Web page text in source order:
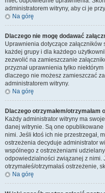
administratorem witryny, aby ci je
Na górę
Dlaczego nie mogę dodawać
Uprawnienia dotyczące
każdej grupy i dla każdego
zezwolić na zamieszczanie
przyznał uprawnienia tylko
dlaczego nie możesz zamieszczać
administratorem witryny.
Na górę
Dlaczego otrzymałem/otrzymałam
Każdy administrator witryny ma
danej witrynie. Są one
nimi. Jeśli ktoś ich nie przestrzegał,
ostrzeżenia decyduje administrator
wspólnego z ostrzeżeniami
odpowiedzialności związanej z nimi.
otrzymałeś/otrzymałaś ostrzeżenie,
Na górę